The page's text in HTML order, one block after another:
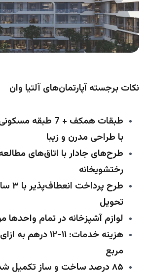
نکات برجسته آپارتمان‌های آلتیا وان
طبقات همکف + 7
با طراحی مدرن و زیبا
طرح‌های جادار با اتاق‌های
رختشویخانه
طرح
تحویل
لوازم آشپزخانه در تمام
هزینه خدمات: ۱۱-۱۲
مربع
۸۵ درصد ساخت و ساز تکمیل شده است